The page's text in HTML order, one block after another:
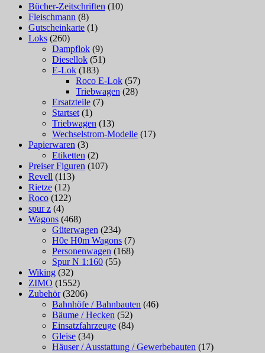
Bücher-Zeitschriften (10)
Fleischmann (8)
Gutscheinkarte (1)
Loks (260)
Dampflok (9)
Diesellok (51)
E-Lok (183)
Roco E-Lok (57)
Triebwagen (28)
Ersatzteile (7)
Startset (1)
Triebwagen (13)
Wechselstrom-Modelle (17)
Papierwaren (3)
Etiketten (2)
Preiser Figuren (107)
Revell (113)
Rietze (12)
Roco (122)
spur z (4)
Wagons (468)
Güterwagen (234)
H0e H0m Wagons (7)
Personenwagen (168)
Spur N 1:160 (55)
Wiking (32)
ZIMO (1552)
Zubehör (3206)
Bahnhöfe / Bahnbauten (46)
Bäume / Hecken (52)
Einsatzfahrzeuge (84)
Gleise (34)
Häuser / Ausstattung / Gewerbebauten (17)